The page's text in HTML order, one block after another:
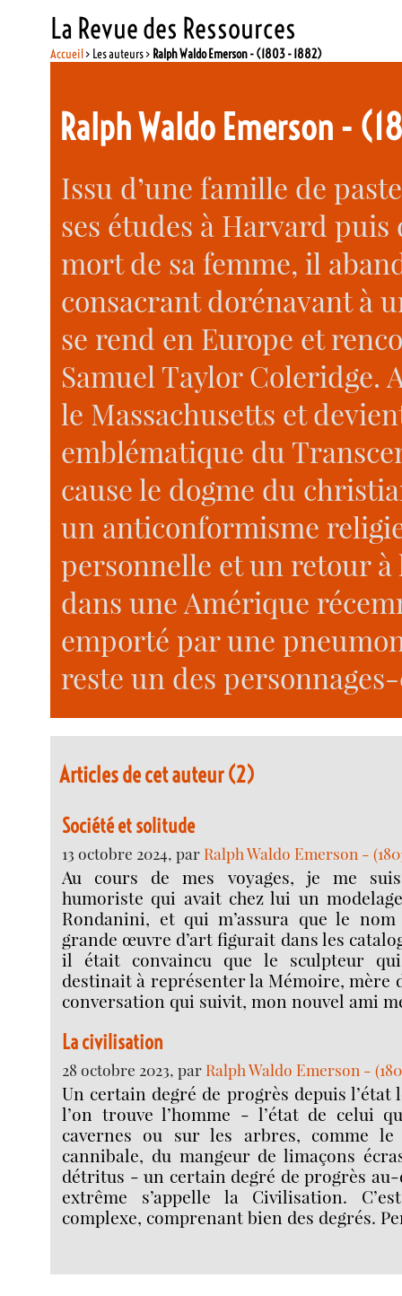
La Revue des Ressources
Accueil> Les auteurs > Ralph Waldo Emerson - (1803 - 1882)
Ralph Waldo Emerson -
Issu d’une famille de
ses études à Harvard puis
mort de sa femme, il
consacrant dorénavant à
se rend en Europe et
Samuel Taylor Coleridge.
le Massachusetts et
emblématique du
cause le dogme du
un anticonformisme
personnelle et un retour
dans une Amérique
emporté par une
reste un des
Articles de cet auteur (2)
Société et solitude
13 octobre 2024, par Ralph Waldo Emerson -
Au cours de mes voyages, je me
humoriste qui avait chez lui un
Rondanini, et qui m’assura que le
grande œuvre d’art figurait dans les
il était convaincu que le sculpteur
destinait à représenter la Mémoire, mère
conversation qui suivit, mon nouvel ami
La civilisation
28 octobre 2023, par Ralph Waldo Emerson -
Un certain degré de progrès depuis l’état
l’on trouve l’homme - l’état de celui
cavernes ou sur les arbres, comme
cannibale, du mangeur de limaçons
détritus - un certain degré de progrès au-
extrême s’appelle la Civilisation.
complexe, comprenant bien des degrés.